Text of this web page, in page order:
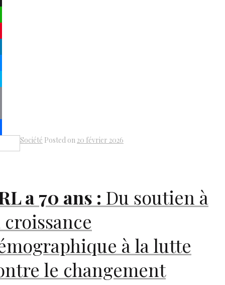
Share
Société Posted on 20 février 2026
a 70 ans : Du soutien à
croissance
à la lutte
le changement